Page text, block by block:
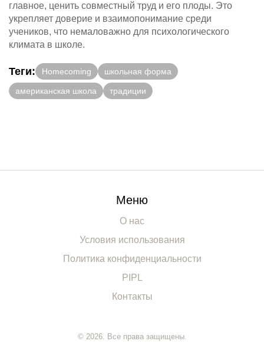
главное, ценить совместный труд и его плоды. Это
укрепляет доверие и взаимопонимание среди
учеников, что немаловажно для психологического
климата в школе.
Теги: Homecoming школьная форма
американская школа традиции
Меню
О нас
Условия использования
Политика конфиденциальности
PIPL
Контакты
© 2026. Все права защищены.